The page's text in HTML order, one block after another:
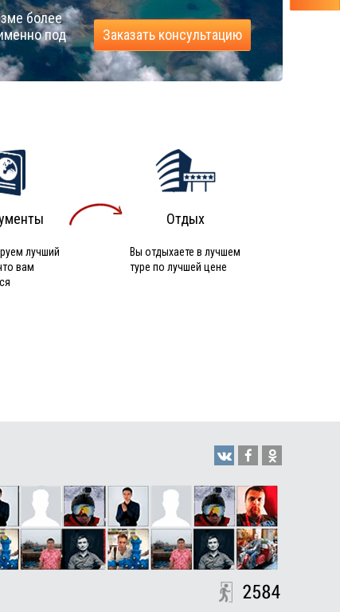
более
под
Заказать консультацию
лучший
вам
Отдых
Вы отдыхаете в лучшем
туре по лучшей цене